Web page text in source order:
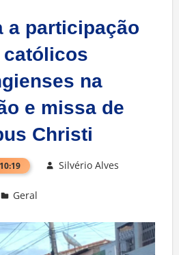
a participação
católicos
na
e missa de
Christi
Silvério Alves
Geral